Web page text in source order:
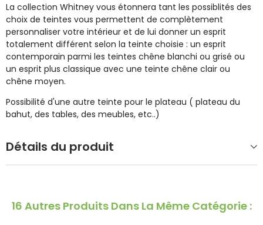
La collection Whitney vous étonnera tant les possiblités des
choix de teintes vous permettent de complètement
personnaliser votre intérieur et de lui donner un esprit
totalement différent selon la teinte choisie : un esprit
contemporain parmi les teintes chêne blanchi ou grisé ou
un esprit plus classique avec une teinte chêne clair ou
chêne moyen.
Possibilité d'une autre teinte pour le plateau ( plateau du
bahut, des tables, des meubles, etc..)
Détails du produit
16 Autres Produits Dans La Même Catégorie :